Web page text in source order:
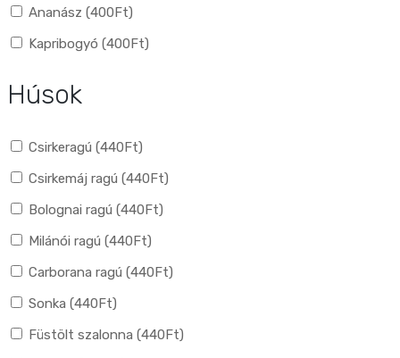
Ananász (400Ft)
Kapribogyó (400Ft)
Húsok
Csirkeragú (440Ft)
Csirkemáj ragú (440Ft)
Bolognai ragú (440Ft)
Milánói ragú (440Ft)
Carborana ragú (440Ft)
Sonka (440Ft)
Füstölt szalonna (440Ft)